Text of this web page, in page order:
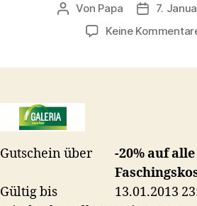
Beitragsautor
Von Papa
7.
Keine
Gutschein über
-20% auf
Gültig bis
13.01.2013